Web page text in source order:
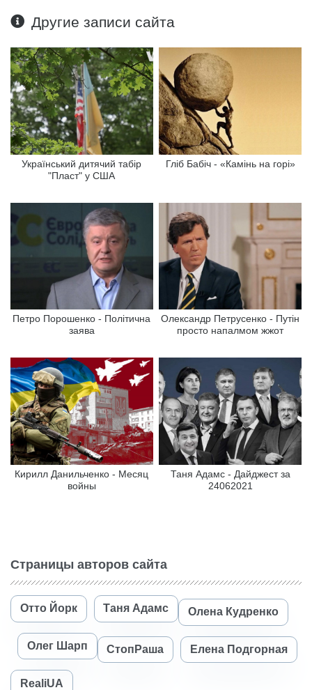
Другие записи сайта
Український дитячий табір
"Пласт" у США
Гліб Бабіч - «Камінь на горі»
Петро Порошенко - Політична
заява
Олександр Петрусенко - Путін
просто напалмом жжот
Кирилл Данильченко - Месяц
войны
Таня Адамс - Дайджест за
24062021
Страницы авторов сайта
Отто Йорк Таня Адамс Олена Кудренко
Олег Шарп СтопРаша Елена Подгорная
RealiUA